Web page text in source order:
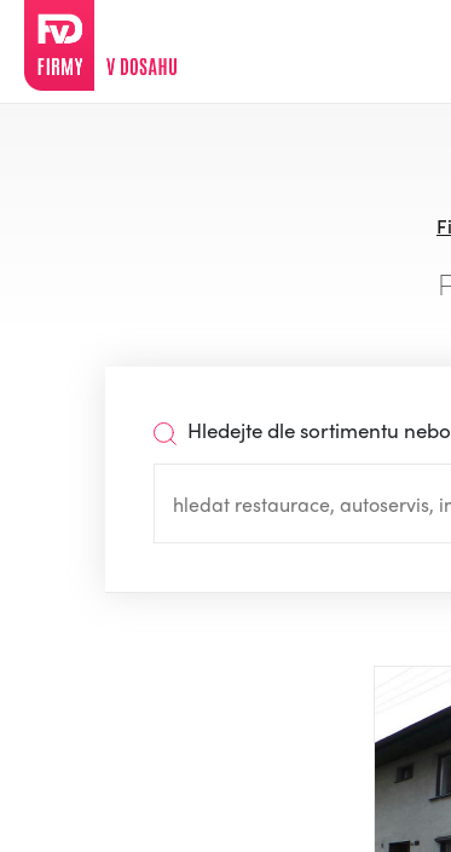
Hledejte dle sortimentu